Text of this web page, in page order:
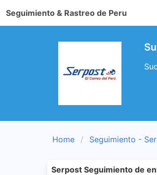
Seguimiento & Rastreo de Peru
Home Seguimiento -
Serpost Seguimiento de